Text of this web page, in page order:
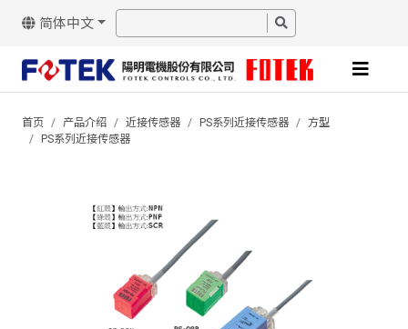
简体中文
首页 产品介绍 近接传感器 PS系列近接传感器
方型
PS系列近接传感器